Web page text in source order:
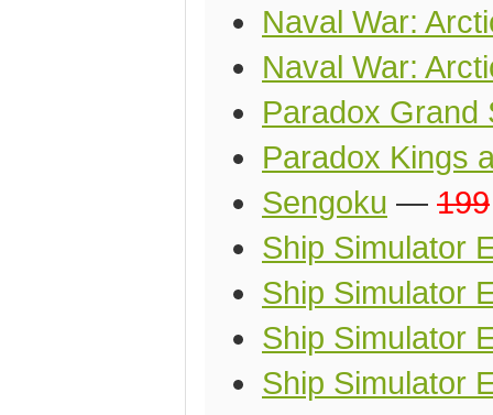
Naval War:
Naval War:
Paradox Grand
Paradox Kings
Sengoku — 199
Ship Simulator
Ship Simulator
Ship Simulator
Ship Simulator